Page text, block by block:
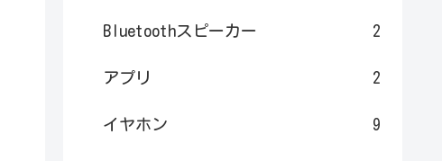
Bluetoothスピーカー 2
アプリ 2
イヤホン 9